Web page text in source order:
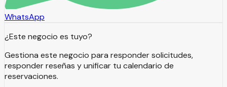
WhatsApp
¿Este negocio es tuyo?
Gestiona este negocio para responder solicitudes,
responder reseñas y unificar tu calendario de
reservaciones.